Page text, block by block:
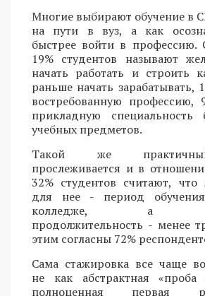
Многие выбирают обучение в
на пути в вуз, а как
быстрее войти в профессию.
19% студентов называют
начать работать и строить
раньше начать зарабатывать,
востребованную профессию,
прикладную специальность
учебных предметов.
Такой же
прослеживается и в
32% студентов считают,
для нее - период
колледже, а
продолжительность - менее
этим согласны 72%
Сама стажировка все чаще
не как абстрактная
полноценная первая